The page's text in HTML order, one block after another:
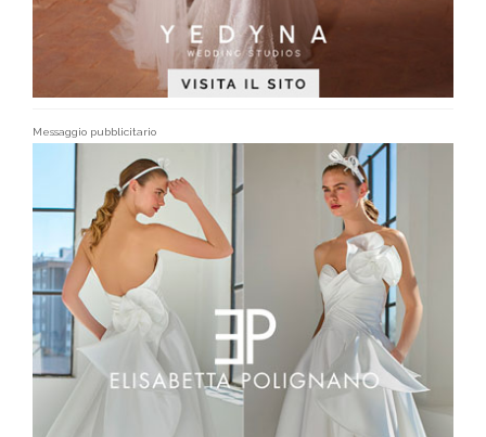
Messaggio pubblicitario